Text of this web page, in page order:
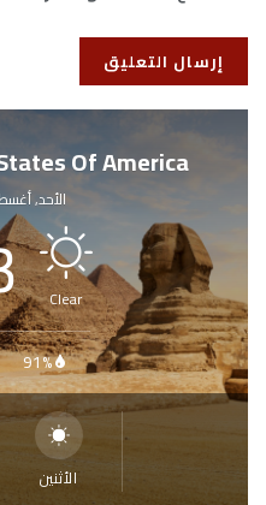
Of America
الأحد, أغسطس
Clear
91%
الأثنين